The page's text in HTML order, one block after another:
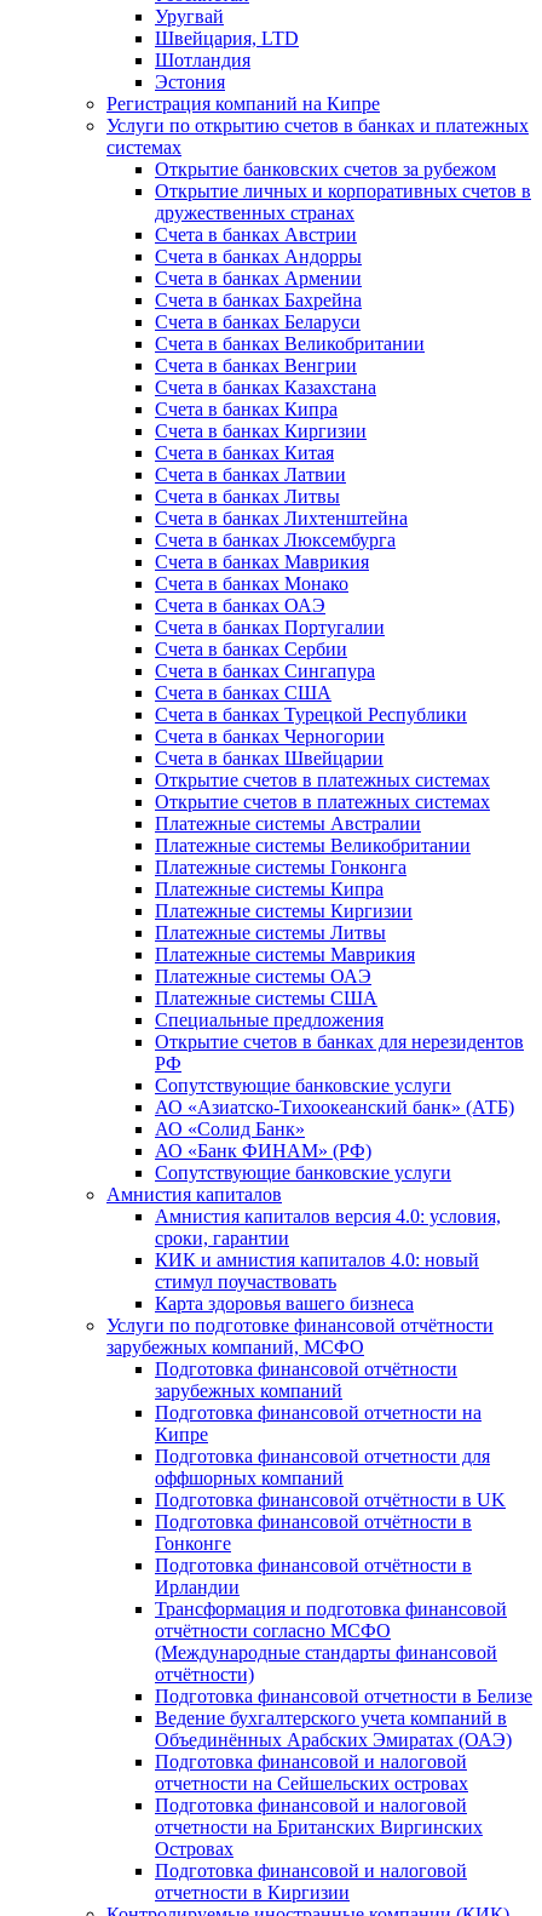
Уругвай
Швейцария, LTD
Шотландия
Эстония
Регистрация компаний на Кипре
Услуги по открытию счетов в банках и платежных
системах
Открытие банковских счетов за рубежом
Открытие личных и корпоративных счетов в
дружественных странах
Счета в банках Австрии
Счета в банках Андорры
Счета в банках Армении
Счета в банках Бахрейна
Счета в банках Беларуси
Счета в банках Великобритании
Счета в банках Венгрии
Счета в банках Казахстана
Счета в банках Кипра
Счета в банках Киргизии
Счета в банках Китая
Счета в банках Латвии
Счета в банках Литвы
Счета в банках Лихтенштейна
Счета в банках Люксембурга
Счета в банках Маврикия
Счета в банках Монако
Счета в банках ОАЭ
Счета в банках Португалии
Счета в банках Сербии
Счета в банках Сингапура
Счета в банках США
Счета в банках Турецкой Республики
Счета в банках Черногории
Счета в банках Швейцарии
Открытие счетов в платежных системах
Открытие счетов в платежных системах
Платежные системы Австралии
Платежные системы Великобритании
Платежные системы Гонконга
Платежные системы Кипра
Платежные системы Киргизии
Платежные системы Литвы
Платежные системы Маврикия
Платежные системы ОАЭ
Платежные системы США
Специальные предложения
Открытие счетов в банках для нерезидентов
РФ
Сопутствующие банковские услуги
АО «Азиатско-Тихоокеанский банк» (АТБ)
АО «Солид Банк»
АО «Банк ФИНАМ» (РФ)
Сопутствующие банковские услуги
Амнистия капиталов
Амнистия капиталов версия 4.0: условия,
сроки, гарантии
КИК и амнистия капиталов 4.0: новый
стимул поучаствовать
Карта здоровья вашего бизнеса
Услуги по подготовке финансовой отчётности
зарубежных компаний, МСФО
Подготовка финансовой отчётности
зарубежных компаний
Подготовка финансовой отчетности на
Кипре
Подготовка финансовой отчетности для
оффшорных компаний
Подготовка финансовой отчётности в UK
Подготовка финансовой отчётности в
Гонконге
Подготовка финансовой отчётности в
Ирландии
Трансформация и подготовка финансовой
отчётности согласно МСФО
(Международные стандарты финансовой
отчётности)
Подготовка финансовой отчетности в Белизе
Ведение бухгалтерского учета компаний в
Объединённых Арабских Эмиратах (ОАЭ)
Подготовка финансовой и налоговой
отчетности на Сейшельских островах
Подготовка финансовой и налоговой
отчетности на Британских Виргинских
Островах
Подготовка финансовой и налоговой
отчетности в Киргизии